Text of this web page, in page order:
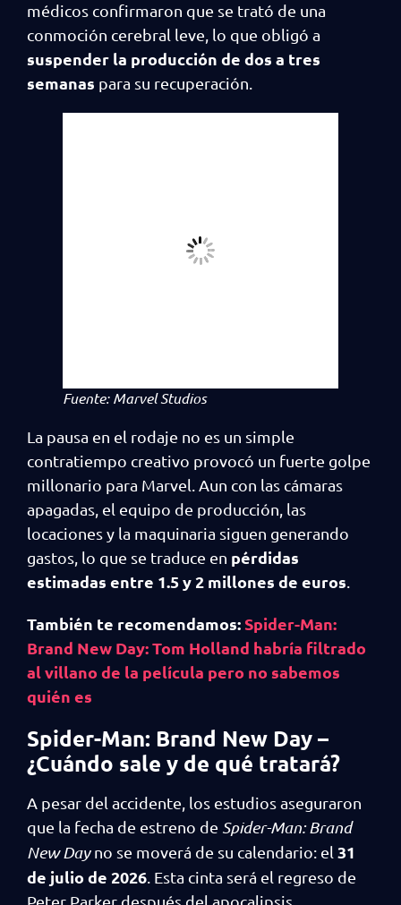
médicos confirmaron que se trató de una
conmoción cerebral leve, lo que obligó a
suspender la producción de dos a tres
semanas para su recuperación.
Fuente: Marvel Studios
La pausa en el rodaje no es un simple
contratiempo creativo provocó un fuerte golpe
millonario para Marvel. Aun con las cámaras
apagadas, el equipo de producción, las
locaciones y la maquinaria siguen generando
gastos, lo que se traduce en pérdidas
estimadas entre 1.5 y 2 millones de euros
También te recomendamos:Spider-Man:
Brand New Day: Tom Holland habría filtrado
al villano de la película pero no sabemos
quién es
Spider-Man: Brand New Day –
¿Cuándo sale y de qué tratará?
A pesar del accidente, los estudios aseguraron
que la fecha de estreno de Spider-Man: Brand
New Dayno se moverá de su calendario: el 31
de julio de 2026 . Esta cinta será el regreso de
Peter Parker después del apocalipsis